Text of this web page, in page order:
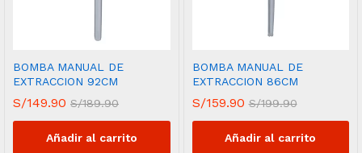
BOMBA MANUAL DE
EXTRACCION 92CM
S/149.90 S/189.90
Añadir al carrito
BOMBA MANUAL DE
EXTRACCION 86CM
S/159.90 S/199.90
Añadir al carrito